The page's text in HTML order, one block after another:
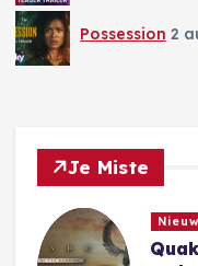
Possession 2
Je Miste